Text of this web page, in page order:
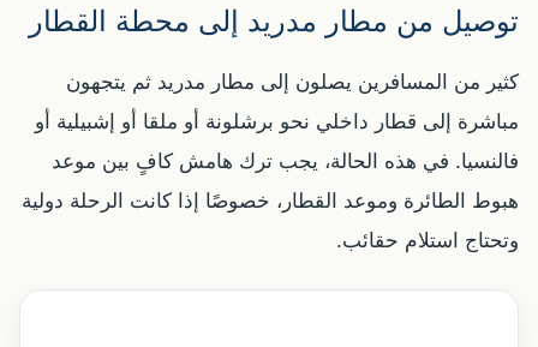
توصيل من مطار مدريد إلى محطة القطار
كثير من المسافرين يصلون إلى مطار مدريد ثم يتجهون
مباشرة إلى قطار داخلي نحو برشلونة أو ملقا أو إشبيلية أو
فالنسيا. في هذه الحالة، يجب ترك هامش كافٍ بين موعد
هبوط الطائرة وموعد القطار، خصوصًا إذا كانت الرحلة دولية
وتحتاج استلام حقائب.